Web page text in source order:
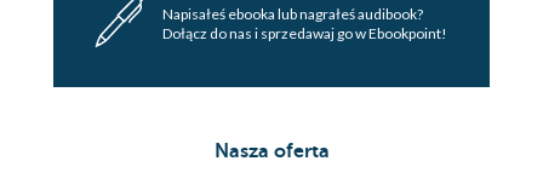
Napisałeś ebooka lub nagrałeś audibook?
Dołącz do nas i sprzedawaj go w Ebookpoint!
Nasza oferta